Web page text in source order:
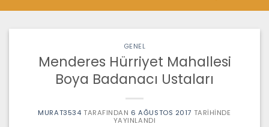
GENEL
Menderes Hürriyet Mahallesi
Boya Badanacı Ustaları
MURAT3534 TARAFINDAN 6 AĞUSTOS 2017 TARIHINDE
YAYINLANDI